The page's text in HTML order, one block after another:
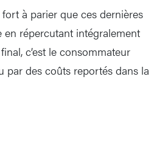
à parier que ces dernières
répercutant intégralement
c’est le consommateur
par des coûts reportés dans la